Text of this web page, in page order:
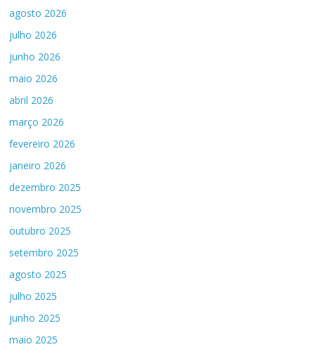
agosto 2026
julho 2026
junho 2026
maio 2026
abril 2026
março 2026
fevereiro 2026
janeiro 2026
dezembro 2025
novembro 2025
outubro 2025
setembro 2025
agosto 2025
julho 2025
junho 2025
maio 2025